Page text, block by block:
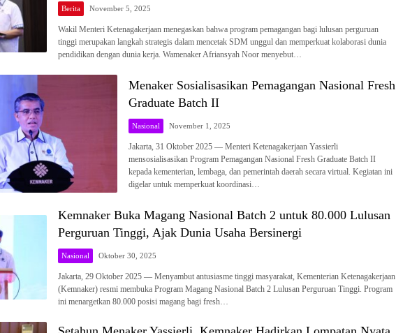
Berita November 5, 2025
Wakil Menteri Ketenagakerjaan menegaskan bahwa program pemagangan bagi lulusan perguruan
tinggi merupakan langkah strategis dalam mencetak SDM unggul dan memperkuat kolaborasi dunia
pendidikan dengan dunia kerja. Wamenaker Afriansyah Noor menyebut…
Menaker Sosialisasikan Pemagangan Nasional Fresh
Graduate Batch II
Nasional November 1, 2025
Jakarta, 31 Oktober 2025 — Menteri Ketenagakerjaan Yassierli
mensosialisasikan Program Pemagangan Nasional Fresh Graduate Batch II
kepada kementerian, lembaga, dan pemerintah daerah secara virtual. Kegiatan ini
digelar untuk memperkuat koordinasi…
Kemnaker Buka Magang Nasional Batch 2 untuk 80.000 Lulusan
Perguruan Tinggi, Ajak Dunia Usaha Bersinergi
Nasional Oktober 30, 2025
Jakarta, 29 Oktober 2025 — Menyambut antusiasme tinggi masyarakat, Kementerian Ketenagakerjaan
(Kemnaker) resmi membuka Program Magang Nasional Batch 2 Lulusan Perguruan Tinggi. Program
ini menargetkan 80.000 posisi magang bagi fresh…